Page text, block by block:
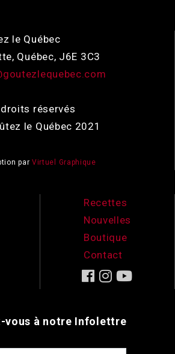
le Québec
Québec, J6E 3C3
réservés
le Québec 2021
par Virtuel Graphique
Recettes
Nouvelles
Boutique
Contact
vous à notre Infolettre